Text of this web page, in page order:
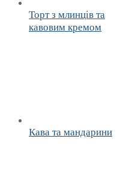
Торт з млинців та
кавовим кремом
Кава та мандарини